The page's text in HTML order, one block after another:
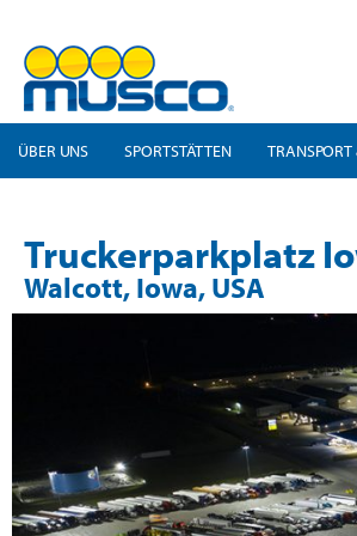
ÜBER UNS SPORTSTÄTTEN
Truckerparkplatz
Walcott, Iowa, USA